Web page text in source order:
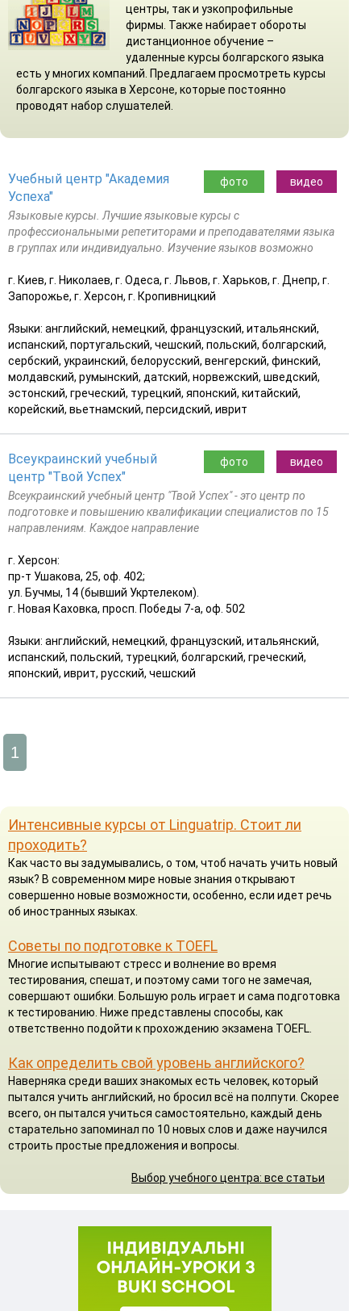
центры, так и узкопрофильные
фирмы. Также набирает обороты
дистанционное обучение –
удаленные курсы болгарского языка
есть у многих компаний. Предлагаем просмотреть курсы
болгарского языка в Херсоне, которые постоянно
проводят набор слушателей.
видео
фото
Учебный центр "Академия
Успеха"
Языковые курсы. Лучшие языковые курсы с
профессиональными репетиторами и преподавателями языка
в группах или индивидуально. Изучение языков возможно
г. Киев, г. Николаев, г. Одеса, г. Львов, г. Харьков, г. Днепр, г.
Запорожье, г. Херсон, г. Кропивницкий
Языки: английский, немецкий, французский, итальянский,
испанский, португальский, чешский, польский, болгарский,
сербский, украинский, белорусский, венгерский, финский,
молдавский, румынский, датский, норвежский, шведский,
эстонский, греческий, турецкий, японский, китайский,
корейский, вьетнамский, персидский, иврит
видео
фото
Всеукраинский учебный
центр "Твой Успех"
Всеукраинский учебный центр "Твой Успех" - это центр по
подготовке и повышению квалификации специалистов по 15
направлениям. Каждое направление
г. Херсон:
пр-т Ушакова, 25, оф. 402;
ул. Бучмы, 14 (бывший Укртелеком).
г. Новая Каховка, просп. Победы 7-а, оф. 502
Языки: английский, немецкий, французский, итальянский,
испанский, польский, турецкий, болгарский, греческий,
японский, иврит, русский, чешский
1
Интенсивные курсы от Linguatrip. Стоит ли
проходить?
Как часто вы задумывались, о том, чтоб начать учить новый
язык? В современном мире новые знания открывают
совершенно новые возможности, особенно, если идет речь
об иностранных языках.
Советы по подготовке к TOEFL
Многие испытывают стресс и волнение во время
тестирования, спешат, и поэтому сами того не замечая,
совершают ошибки. Большую роль играет и сама подготовка
к тестированию. Ниже представлены способы, как
ответственно подойти к прохождению экзамена TOEFL.
Как определить свой уровень английского?
Наверняка среди ваших знакомых есть человек, который
пытался учить английский, но бросил всё на полпути. Скорее
всего, он пытался учиться самостоятельно, каждый день
старательно запоминал по 10 новых слов и даже научился
строить простые предложения и вопросы.
Выбор учебного центра: все статьи